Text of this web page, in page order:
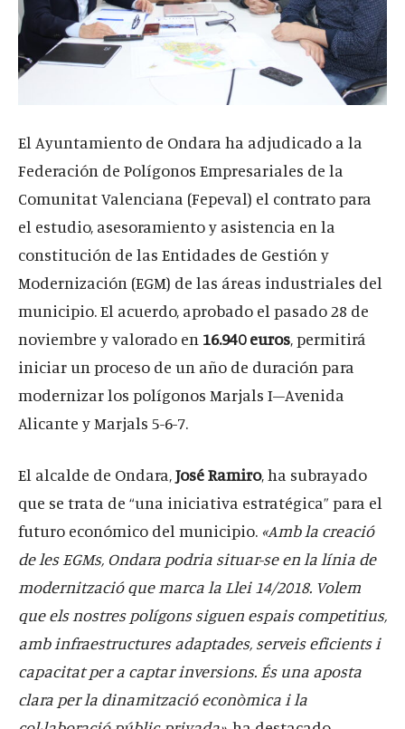
El Ayuntamiento de Ondara ha adjudicado a la
Federación de Polígonos Empresariales de la
Comunitat Valenciana (Fepeval) el contrato para
el estudio, asesoramiento y asistencia en la
constitución de las Entidades de Gestión y
Modernización (EGM) de las áreas industriales del
municipio. El acuerdo, aprobado el pasado 28 de
noviembre y valorado en 16.940 euros, permitirá
iniciar un proceso de un año de duración para
modernizar los polígonos Marjals I–Avenida
Alicante y Marjals 5-6-7.
El alcalde de Ondara,José Ramiro, ha subrayado
que se trata de “una iniciativa estratégica” para el
futuro económico del municipio. «Amb la creació
de les EGMs, Ondara podria situar-se en la línia de
modernització que marca la Llei 14/2018. Volem
que els nostres polígons siguen espais competitius,
amb infraestructures adaptades, serveis eficients i
capacitat per a captar inversions. És una aposta
clara per la dinamització econòmica i la